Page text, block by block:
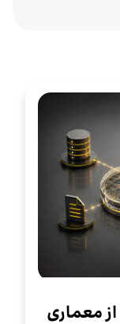
معماری